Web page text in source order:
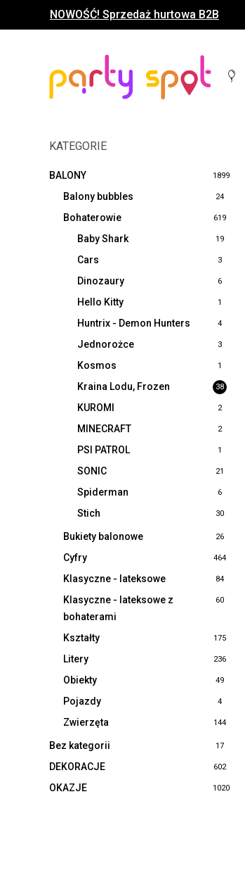
NOWOŚĆ! Sprzedaż hurtowa B2B
KATEGORIE
BALONY 1899
Balony bubbles 24
Bohaterowie 619
Baby Shark 19
Cars 3
Dinozaury 6
Hello Kitty 1
Huntrix - Demon Hunters 4
Jednorożce 3
Kosmos 1
Kraina Lodu, Frozen 38
KUROMI 2
MINECRAFT 2
PSI PATROL 1
SONIC 21
Spiderman 6
Stich 30
Bukiety balonowe 26
Cyfry 464
Klasyczne - lateksowe 84
Klasyczne - lateksowe z
bohaterami
60
Kształty 175
Litery 236
Obiekty 49
Pojazdy 4
Zwierzęta 144
Bez kategorii 17
DEKORACJE 602
OKAZJE 1020